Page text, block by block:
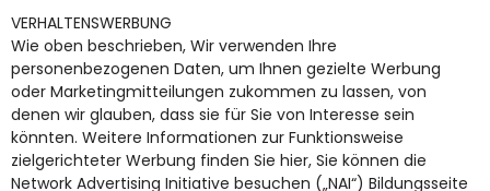
VERHALTENSWERBUNG
Wie oben beschrieben, Wir verwenden Ihre
personenbezogenen Daten, um Ihnen gezielte Werbung
oder Marketingmitteilungen zukommen zu lassen, von
denen wir glauben, dass sie für Sie von Interesse sein
könnten. Weitere Informationen zur Funktionsweise
zielgerichteter Werbung finden Sie hier, Sie können die
Network Advertising Initiative besuchen („NAI“) Bildungsseite